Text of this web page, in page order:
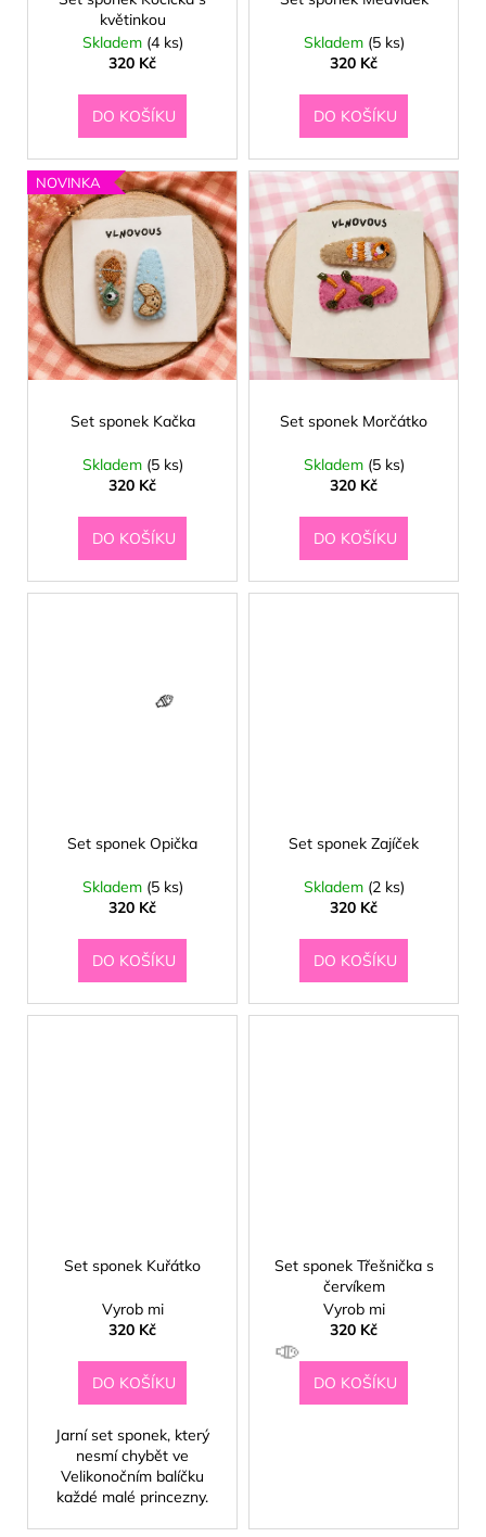
🍦
květinkou
Skladem (4 ks)
320 Kč
DO KOŠÍKU
Skladem (5 ks)
320 Kč
DO KOŠÍKU
NOVINKA
Set sponek Kačka
Skladem (5 ks)
320 Kč
DO KOŠÍKU
Set sponek Morčátko
Skladem (5 ks)
320 Kč
DO KOŠÍKU
Set sponek Opička
Skladem (5 ks)
320 Kč
DO KOŠÍKU
Set sponek Zajíček
Skladem (2 ks)
320 Kč
DO KOŠÍKU
Set sponek Kuřátko
Vyrob mi
320 Kč
DO KOŠÍKU
Jarní set sponek, který
nesmí chybět ve
Velikonočním balíčku
každé malé princezny.
Set sponek Třešnička s
červíkem
Vyrob mi
320 Kč
DO KOŠÍKU
HLEDAT
D
o
m